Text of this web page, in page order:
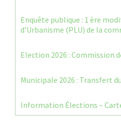
Enquête publique : 1 ère
d’Urbanisme (PLU) de la
Election 2026 : Commission
Municipale 2026 : Transfert
Information Élections –